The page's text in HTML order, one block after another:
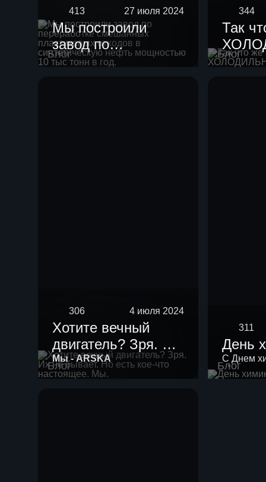
Блог
413 27 июля 2024
Мы построили
завод по
переработке
Блог
344
Так
Блог
306 4 июля 2024
Хотите вечный
двигатель? Зря. Их
не бывает. Но есть
кое-что настоящее.
Мы - ARSKA
Блог
311
День
С Днем